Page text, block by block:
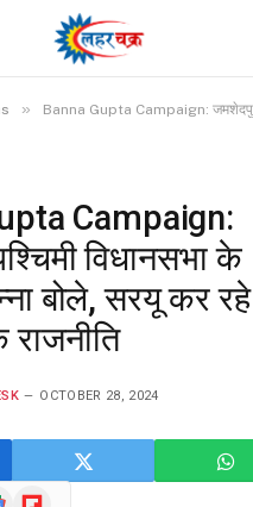
» Banna Gupta Campaign: जमशेदपुर पश्चिमी विधानसभा के प्रत्याशी बन्ना बोले,
Campaign:
विधानसभा के
बोले, सरयू कर रहे
राजनीति
OCTOBER 28, 2024
Flipboard